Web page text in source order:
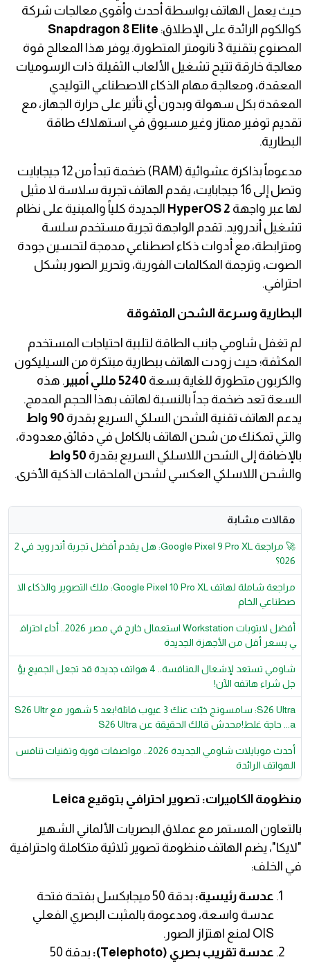
حيث يعمل الهاتف بواسطة أحدث وأقوى معالجات شركة
كوالكوم الرائدة على الإطلاق: Snapdragon 8 Elite
المصنوع بتقنية 3 نانومتر المتطورة. يوفر هذا المعالج قوة
معالجة خارقة تتيح تشغيل الألعاب الثقيلة ذات الرسوميات
المعقدة، ومعالجة مهام الذكاء الاصطناعي التوليدي
المعقدة بكل سهولة وبدون أي تأثير على حرارة الجهاز، مع
تقديم توفير ممتاز وغير مسبوق في استهلاك طاقة
البطارية.
مدعوماً بذاكرة عشوائية (RAM) ضخمة تبدأ من 12 جيجابايت
وتصل إلى 16 جيجابايت، يقدم الهاتف تجربة سلاسة لا مثيل
لها عبر واجهة HyperOS 2 الجديدة كلياً والمبنية على نظام
تشغيل أندرويد. تقدم الواجهة تجربة مستخدم سلسة
ومترابطة، مع أدوات ذكاء اصطناعي مدمجة لتحسين جودة
الصوت، وترجمة المكالمات الفورية، وتحرير الصور بشكل
احترافي.
البطارية وسرعة الشحن المتفوقة
لم تغفل شاومي جانب الطاقة لتلبية احتياجات المستخدم
المكثفة؛ حيث زودت الهاتف ببطارية مبتكرة من السيليكون
والكربون متطورة للغاية بسعة 5240 مللي أمبير
. هذه
السعة تعد ضخمة جداً بالنسبة لهاتف بهذا الحجم المدمج.
يدعم الهاتف تقنية الشحن السلكي السريع بقدرة 90 واط
والتي تمكنك من شحن الهاتف بالكامل في دقائق معدودة،
بالإضافة إلى الشحن اللاسلكي السريع بقدرة 50 واط
والشحن اللاسلكي العكسي لشحن الملحقات الذكية الأخرى.
مقالات مشابة
🚀 مراجعة Google Pixel 9 Pro XL: هل يقدم أفضل تجربة أندرويد في 2
026؟
مراجعة شاملة لهاتف Google Pixel 10 Pro XL: ملك التصوير والذكاء الا
صطناعي الخام
أفضل لابتوبات Workstation استعمال خارج في مصر 2026.. أداء احتراف
ي بسعر أقل من الأجهزة الجديدة
شاومي تستعد لإشعال المنافسة.. 4 هواتف جديدة قد تجعل الجميع يؤ
جل شراء هاتفه الآن!
S26 Ultra: سامسونج خبّت عنك 3 عيوب قاتلة!بعد 5 شهور مع S26 Ultr
a... حاجة غلط!محدش قالك الحقيقة عن S26 Ultra
أحدث موبايلات شاومي الجديدة 2026.. مواصفات قوية وتقنيات تنافس
الهواتف الرائدة
منظومة الكاميرات: تصوير احترافي بتوقيع Leica
بالتعاون المستمر مع عملاق البصريات الألماني الشهير
"لايكا"، يضم الهاتف منظومة تصوير ثلاثية متكاملة واحترافية
في الخلف:
عدسة رئيسية:
بدقة 50 ميجابكسل بفتحة فتحة
عدسة واسعة، ومدعومة بالمثبت البصري الفعلي
OIS لمنع اهتزاز الصور.
عدسة تقريب بصري (Telephoto):
بدقة 50